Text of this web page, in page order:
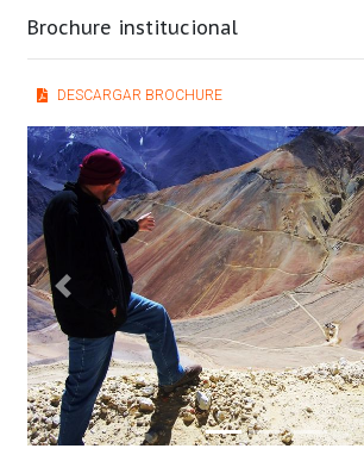
Brochure institucional
DESCARGAR BROCHURE
Previous